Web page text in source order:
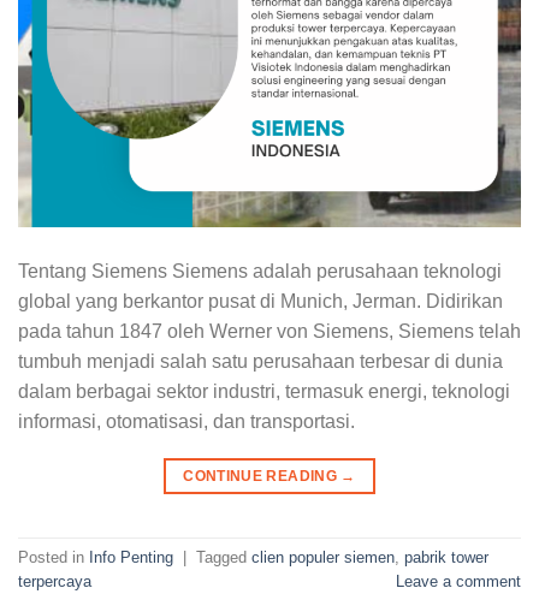
Tentang Siemens Siemens adalah perusahaan teknologi
global yang berkantor pusat di Munich, Jerman. Didirikan
pada tahun 1847 oleh Werner von Siemens, Siemens telah
tumbuh menjadi salah satu perusahaan terbesar di dunia
dalam berbagai sektor industri, termasuk energi, teknologi
informasi, otomatisasi, dan transportasi.
CONTINUE READING →
Posted in Info Penting Tagged clien populer siemen, pabrik tower
terpercaya
Leave a comment